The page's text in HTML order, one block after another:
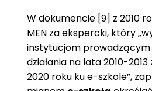
W dokumencie [9] z 2010
MEN za ekspercki, który
instytucjom prowadzącym
działania na lata 2010-
2020 roku ku e-szkole”,